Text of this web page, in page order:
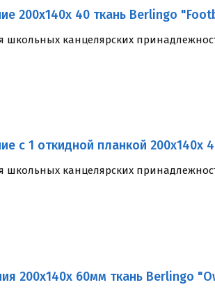
200x140x 40 ткань Berlingo
школьных канцелярских
с 1 откидной планкой 200x140x
школьных канцелярских
200x140x 60мм ткань Berlingo